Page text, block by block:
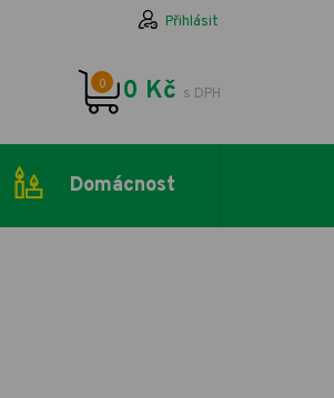
Přihlásit
0 0 Kč s DPH
Domácnost